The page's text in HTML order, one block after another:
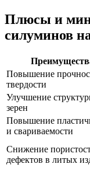
Плюсы и
силуминов
Повышение
твердости
Улучшение
зерен
Повышение
и свариваемости
Снижение
дефектов в литых